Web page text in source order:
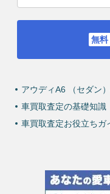
アウディA6 （セダン
車買取査定の基礎知識
車買取査定お役立ちガ